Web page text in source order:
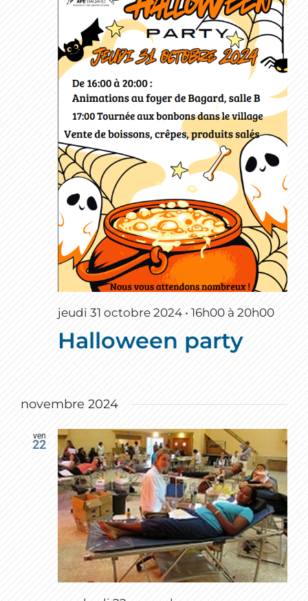
jeudi 31 octobre 2024 • 16h00 à 20h00
Halloween party
novembre 2024
ven
22